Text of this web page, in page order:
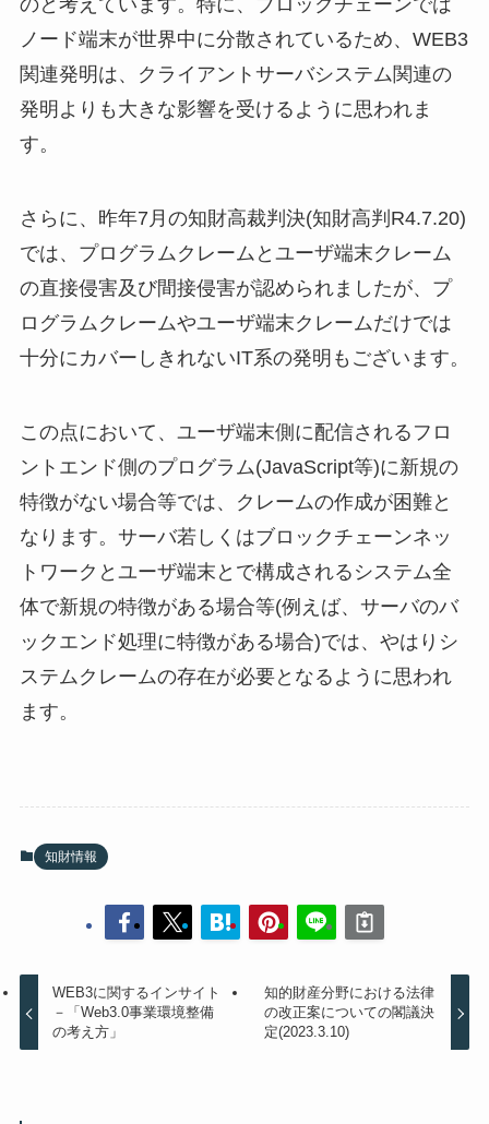
のと考えています。特に、ブロックチェーンでは
ノード端末が世界中に分散されているため、WEB3
関連発明は、クライアントサーバシステム関連の
発明よりも大きな影響を受けるように思われま
す。
さらに、昨年7月の知財高裁判決(知財高判R4.7.20)
では、プログラムクレームとユーザ端末クレーム
の直接侵害及び間接侵害が認められましたが、プ
ログラムクレームやユーザ端末クレームだけでは
十分にカバーしきれないIT系の発明もございます。
この点において、ユーザ端末側に配信されるフロ
ントエンド側のプログラム(JavaScript等)に新規の
特徴がない場合等では、クレームの作成が困難と
なります。サーバ若しくはブロックチェーンネッ
トワークとユーザ端末とで構成されるシステム全
体で新規の特徴がある場合等(例えば、サーバのバ
ックエンド処理に特徴がある場合)では、やはりシ
ステムクレームの存在が必要となるように思われ
ます。
知財情報
WEB3に関するインサイト
－「Web3.0事業環境整備
の考え方」
知的財産分野における法律
の改正案についての閣議決
定(2023.3.10)